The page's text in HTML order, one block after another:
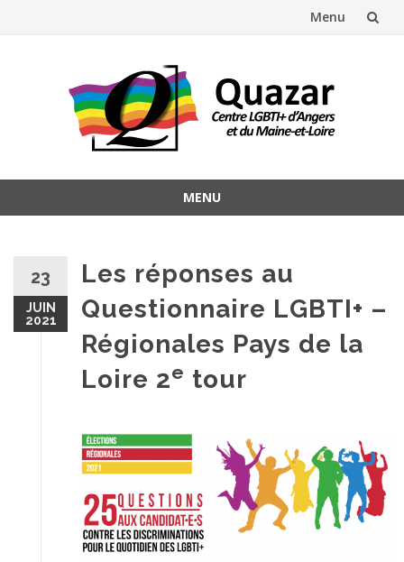
Menu
MENU
23
JUIN
2021
Les réponses au
Questionnaire LGBTI+ –
Régionales Pays de la
Loire 2e tour